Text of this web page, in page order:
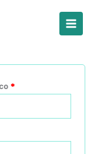
*Obligatorio